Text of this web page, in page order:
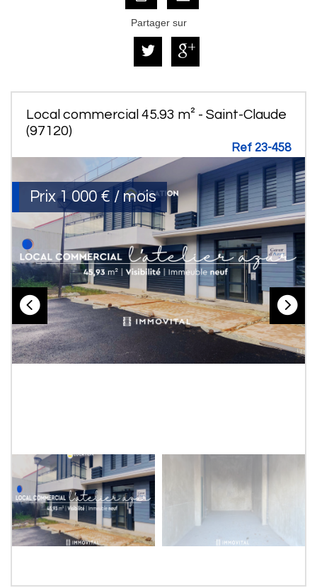
Partager sur
Local commercial 45.93 m² - Saint-Claude
(97120)
Ref 23-458
Prix1 000 € / mois